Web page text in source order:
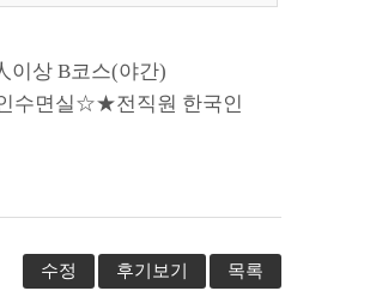
상 B코스(야간)
수면실☆★전직원 한국인
목록
후기보기
수정